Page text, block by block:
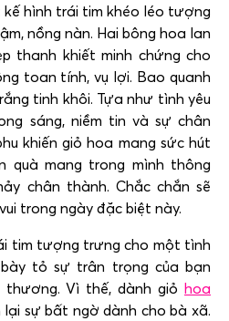
hình trái tim khéo léo tượng
nồng nàn. Hai bông hoa lan
thanh khiết minh chứng cho
toan tính, vụ lợi. Bao quanh
tinh khôi. Tựa như tình yêu
sáng, niềm tin và sự chân
khiến giỏ hoa mang sức hút
quà mang trong mình thông
chân thành. Chắc chắn sẽ
trong ngày đặc biệt này.
tim tượng trưng cho một tình
tỏ sự trân trọng của bạn
Vì thế, dành giỏ hoa
lại sự bất ngờ dành cho bà xã.